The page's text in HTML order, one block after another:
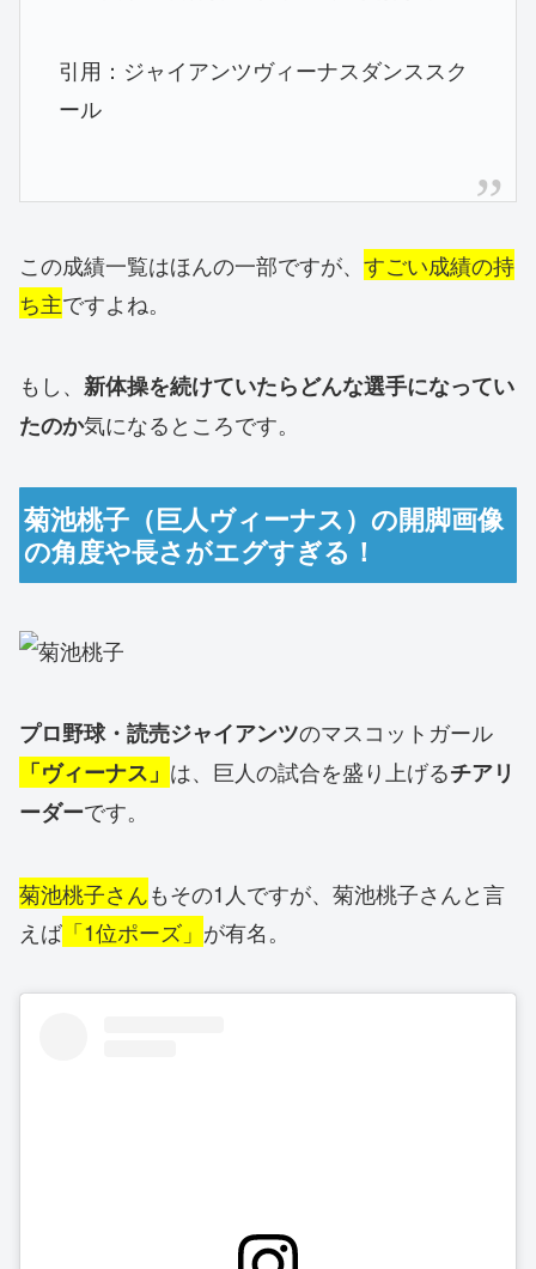
引用：ジャイアンツヴィーナスダンススク
ール
この成績一覧はほんの一部ですが、 すごい成績の持
ち主ですよね。
もし、 新体操を続けていたらどんな選手になってい
たのか気になるところです。
菊池桃子（巨人ヴィーナス）の開脚画像
の角度や長さがエグすぎる！
プロ野球・読売ジャイアンツのマスコットガール
「ヴィーナス」 は、巨人の試合を盛り上げるチアリ
ーダーです。
菊池桃子さんもその1人ですが、菊池桃子さんと言
えば 「1位ポーズ」 が有名。